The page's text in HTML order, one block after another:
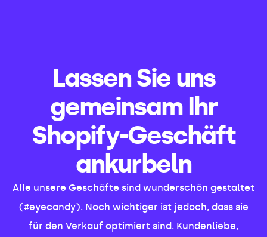
Lassen Sie uns
gemeinsam Ihr
Shopify-Geschäft
ankurbeln
Alle unsere Geschäfte sind wunderschön gestaltet
(#eyecandy). Noch wichtiger ist jedoch, dass sie
für den Verkauf optimiert sind. Kundenliebe,